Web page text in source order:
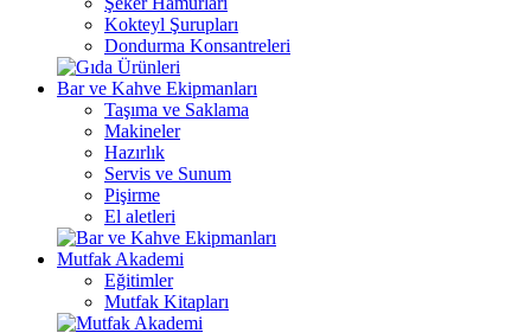
Kokteyl Şurupları
Dondurma Konsantreleri
Bar ve Kahve Ekipmanları
Taşıma ve Saklama
Makineler
Hazırlık
Servis ve Sunum
Pişirme
El aletleri
Mutfak Akademi
Eğitimler
Mutfak Kitapları